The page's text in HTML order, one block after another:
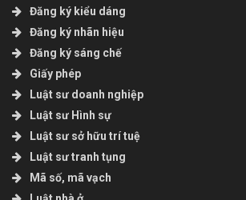
Đăng ký kiểu dáng
Đăng ký nhãn hiệu
Đăng ký sáng chế
Giấy phép
Luật sư doanh nghiệp
Luật sư Hình sự
Luật sư sở hữu trí tuệ
Luật sư tranh tụng
Mã số, mã vạch